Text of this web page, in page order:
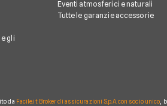
gli
Eventi atmosferici e naturali
Tutte le garanzie accessorie
da Facile.it Broker di assicurazioni S.p.A. con socio unico ,